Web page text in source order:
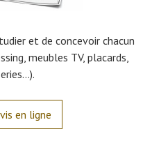
et de concevoir chacun
meubles TV, placards,
en ligne